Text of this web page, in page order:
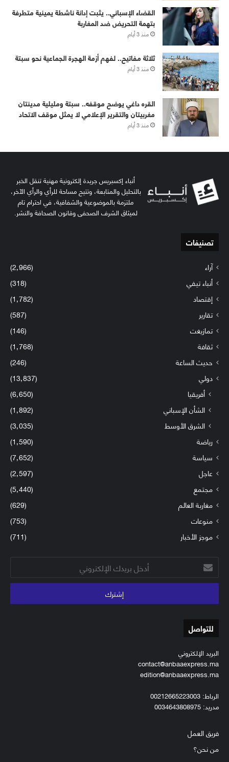
القضاء الإسباني.. يثبت إدانة ناشطة يمينية متطرفة
بتهمة التحريض ضد المغاربة
منذ 3 أيام
ثلاثة مفاتيح.. لفهم أزمة الهجرة الجماعية نحو سبتة
منذ 3 أيام
القره داغي يوضح موقفه.. سبتة ومليلية مدينتان
مغربيتان والتقرير الإعلامي لا يمثل موقف الاتحاد
منذ 3 أيام
أنباء إكسبريس جريدة إلكترونية مهنية تنقل الخبر
بالتحليل والمتابعة، وتتيح مساحة للرأي والرأي الآخر،
ملتزمة بالموضوعية والشفافية، في احترام تام
لميثاق الشرف الصحفي وقانون الصحافة والنشر.
تصنيفات
آراء
(2٬966)
أنباء تيفي
(318)
إقتصاد
(1٬782)
تقارير
(587)
تمازيغت
(146)
ثقافة
(1٬768)
حديث الساعة
(246)
دولي
(13٬837)
أفريقيا
(6٬650)
الشأن الإسباني
(1٬892)
الشرق الأوسط
(3٬035)
رياضة
(1٬590)
سياسة
(7٬652)
عاجل
(2٬597)
مجتمع
(5٬440)
مغاربة العالم
(629)
منوعات
(753)
موجز الأخبار
(711)
أدخل
بريدك
الإلكتروني
للتواصل
البريد الإلكتروني
contact@anbaaexpress.ma
edition@anbaaexpress.ma
الرباط: 00212665223003
مدريد: 0034643808975
فريق العمل
من نحن؟